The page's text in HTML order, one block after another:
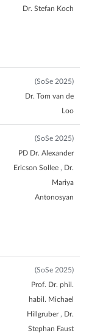
Dr. Stefan Koch
(SoSe 2025)
Dr. Tom van de
Loo
(SoSe 2025)
PD Dr. Alexander
Ericson Sollee , Dr.
Mariya
Antonosyan
(SoSe 2025)
Prof. Dr. phil.
habil. Michael
Hillgruber , Dr.
Stephan Faust